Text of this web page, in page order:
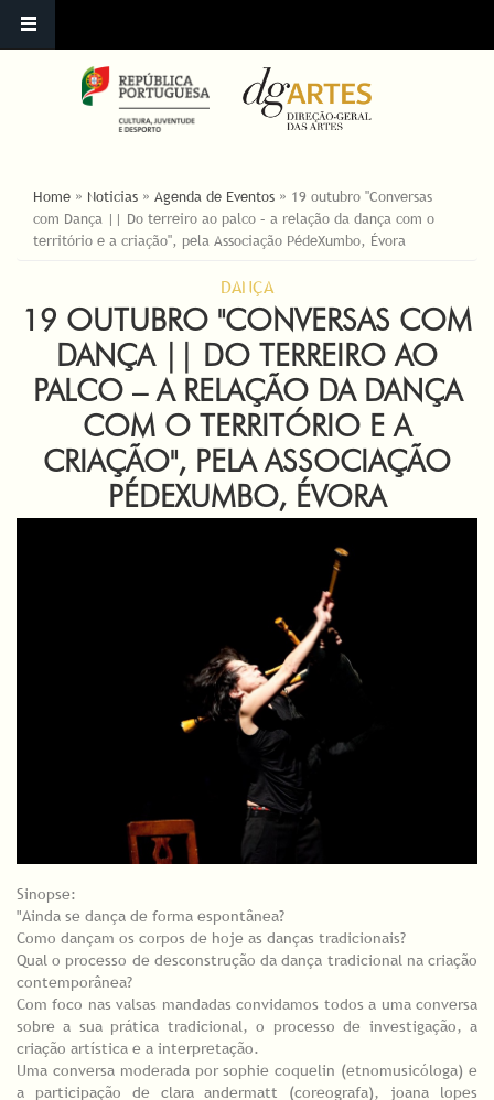
ESTÁ AQUI
Home » Noticias » Agenda de Eventos » 19 outubro "Conversas
com Dança || Do terreiro ao palco – a relação da dança com o
território e a criação", pela Associação PédeXumbo, Évora
DANÇA
19 OUTUBRO "CONVERSAS COM
DANÇA || DO TERREIRO AO
PALCO – A RELAÇÃO DA DANÇA
COM O TERRITÓRIO E A
CRIAÇÃO", PELA ASSOCIAÇÃO
PÉDEXUMBO, ÉVORA
Sinopse:
"Ainda se dança de forma espontânea?
Como dançam os corpos de hoje as danças tradicionais?
Qual o processo de desconstrução da dança tradicional na criação
contemporânea?
Com foco nas valsas mandadas convidamos todos a uma conversa
sobre a sua prática tradicional, o processo de investigação, a
criação artística e a interpretação.
Uma conversa moderada por sophie coquelin (etnomusicóloga) e
a participação de clara andermatt (coreografa), joana lopes